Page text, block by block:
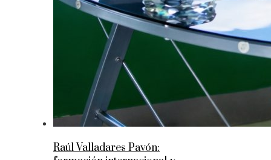
Raúl Valladares Pavón: